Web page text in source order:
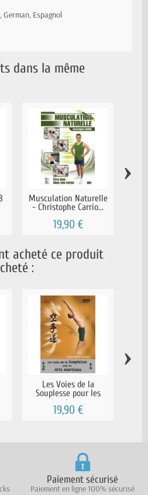
German, Espagnol
dans la même
Musculation Naturelle
- Christophe Carrio...
19,90 €
›
acheté ce produit
:
Les Voies de la
Souplesse pour les
arts...
19,90 €
›
Paiement sécurisé
Paiement en ligne 100% sécurisé